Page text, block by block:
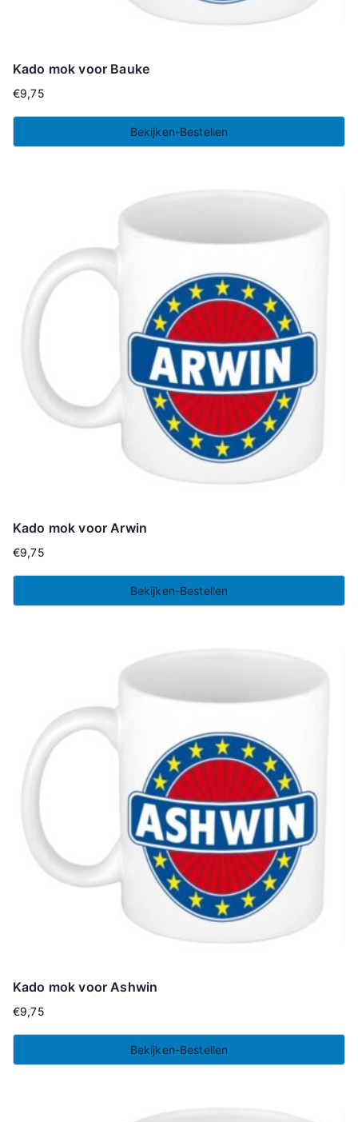
Kado mok voor Bauke
€9,75
Bekijken-Bestellen
Kado mok voor Arwin
€9,75
Bekijken-Bestellen
Kado mok voor Ashwin
€9,75
Bekijken-Bestellen